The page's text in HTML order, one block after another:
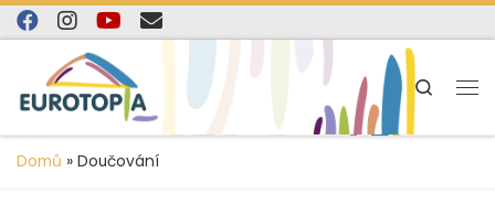
content
Skip to content
Search
Domů » Doučování